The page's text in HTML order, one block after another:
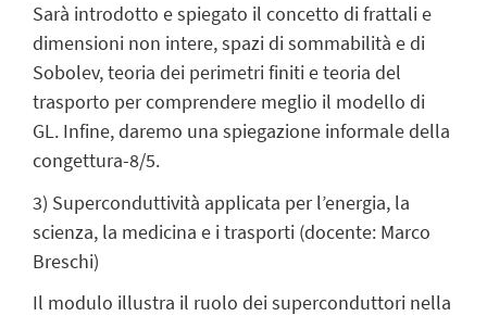
Sarà introdotto e spiegato il concetto di frattali e
dimensioni non intere, spazi di sommabilità e di
Sobolev, teoria dei perimetri finiti e teoria del
trasporto per comprendere meglio il modello di
GL. Infine, daremo una spiegazione informale della
congettura-8/5.
3) Superconduttività applicata per l’energia, la
scienza, la medicina e i trasporti (docente: Marco
Breschi)
Il modulo illustra il ruolo dei superconduttori nella